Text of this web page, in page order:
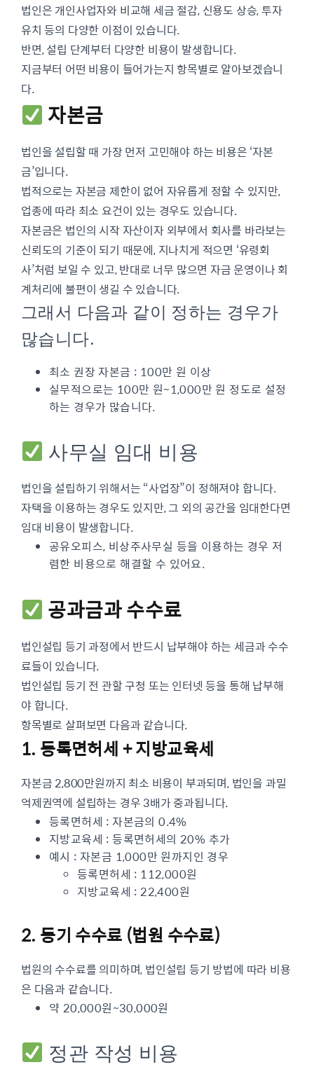
법인은 개인사업자와 비교해 세금 절감, 신용도 상승, 투자
유치 등의 다양한 이점이 있습니다.
반면, 설립 단계부터 다양한 비용이 발생합니다.
지금부터 어떤 비용이 들어가는지 항목별로 알아보겠습니
다.
자본금
법인을 설립할 때 가장 먼저 고민해야 하는 비용은 ‘자본
금’입니다.
법적으로는 자본금 제한이 없어 자유롭게 정할 수 있지만,
업종에 따라 최소 요건이 있는 경우도 있습니다.
자본금은 법인의 시작 자산이자 외부에서 회사를 바라보는
신뢰도의 기준이 되기 때문에, 지나치게 적으면 ‘유령회
사’처럼 보일 수 있고, 반대로 너무 많으면 자금 운영이나 회
계처리에 불편이 생길 수 있습니다.
그래서 다음과 같이 정하는 경우가
많습니다.
최소 권장 자본금 : 100만 원 이상
실무적으로는 100만 원~1,000만 원 정도로 설정
하는 경우가 많습니다.
사무실 임대 비용
법인을 설립하기 위해서는 “사업장”이 정해져야 합니다.
자택을 이용하는 경우도 있지만, 그 외의 공간을 임대한다면
임대 비용이 발생합니다.
공유오피스, 비상주사무실 등을 이용하는 경우 저
렴한 비용으로 해결할 수 있어요.
공과금과 수수료
법인설립 등기 과정에서 반드시 납부해야 하는 세금과 수수
료들이 있습니다.
법인설립 등기 전 관할 구청 또는 인터넷 등을 통해 납부해
야 합니다.
항목별로 살펴보면 다음과 같습니다.
1. 등록면허세 + 지방교육세
자본금 2,800만원까지 최소 비용이 부과되며, 법인을 과밀
억제권역에 설립하는 경우 3배가 중과됩니다.
등록면허세 : 자본금의 0.4%
지방교육세 : 등록면허세의 20% 추가
예시 : 자본금 1,000만 원까지인 경우
등록면허세 : 112,000원
지방교육세 : 22,400원
2. 등기 수수료 (법원 수수료)
법원의 수수료를 의미하며, 법인설립 등기 방법에 따라 비용
은 다음과 같습니다.
약 20,000원~30,000원
정관 작성 비용